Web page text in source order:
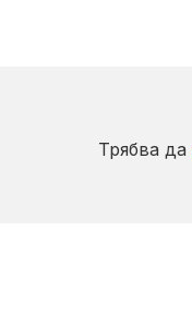
Трябва да